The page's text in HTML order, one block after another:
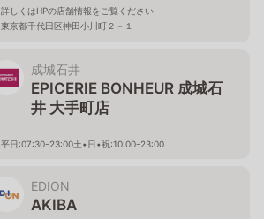
詳しくはHPの店舗情報をご覧ください
東京都千代田区神田小川町２－１
成城石井
EPICERIE BONHEUR 成城石
井 大手町店
平日:07:30-23:00土•日•祝:10:00-23:00
EDION
AKIBA